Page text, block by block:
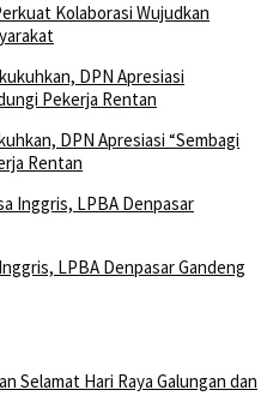
Kolaborasi Wujudkan
DPN Apresiasi “Sembagi
Rentan
LPBA Denpasar Gandeng